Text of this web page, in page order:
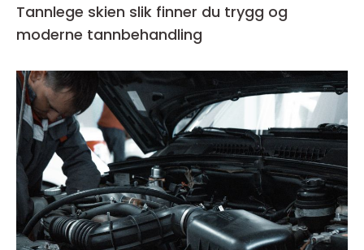
Tannlege skien slik finner du trygg og
moderne tannbehandling